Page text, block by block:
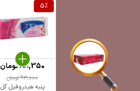
5%
پنبه هیدروفیل گل
93,000تومان
88,350تومان